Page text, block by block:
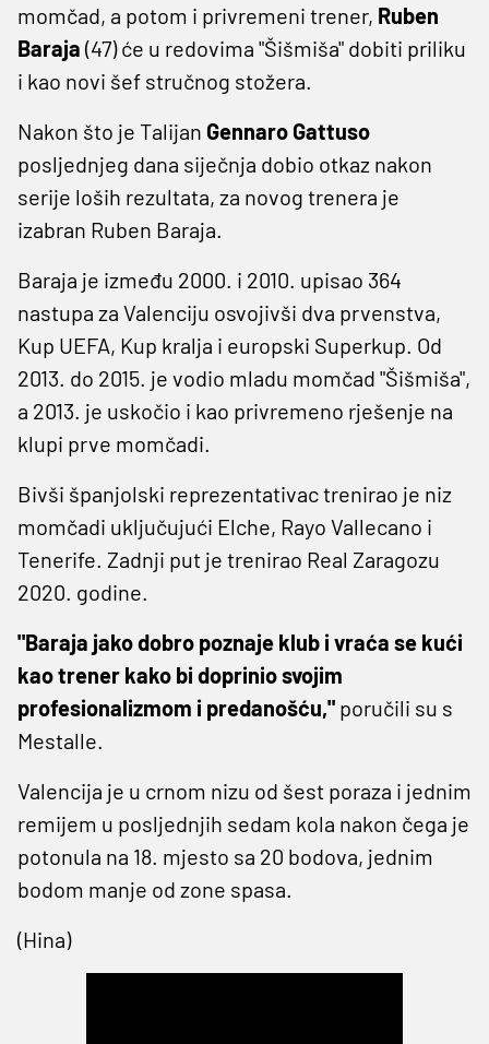
momčad, a potom i privremeni trener, Ruben
Baraja (47) će u redovima "Šišmiša" dobiti priliku
i kao novi šef stručnog stožera.
Nakon što je Talijan Gennaro Gattuso
posljednjeg dana siječnja dobio otkaz nakon
serije loših rezultata, za novog trenera je
izabran Ruben Baraja.
Baraja je između 2000. i 2010. upisao 364
nastupa za Valenciju osvojivši dva prvenstva,
Kup UEFA, Kup kralja i europski Superkup. Od
2013. do 2015. je vodio mladu momčad "Šišmiša",
a 2013. je uskočio i kao privremeno rješenje na
klupi prve momčadi.
Bivši španjolski reprezentativac trenirao je niz
momčadi uključujući Elche, Rayo Vallecano i
Tenerife. Zadnji put je trenirao Real Zaragozu
2020. godine.
"Baraja jako dobro poznaje klub i vraća se kući
kao trener kako bi doprinio svojim
profesionalizmom i predanošću," poručili su s
Mestalle.
Valencija je u crnom nizu od šest poraza i jednim
remijem u posljednjih sedam kola nakon čega je
potonula na 18. mjesto sa 20 bodova, jednim
bodom manje od zone spasa.
(Hina)